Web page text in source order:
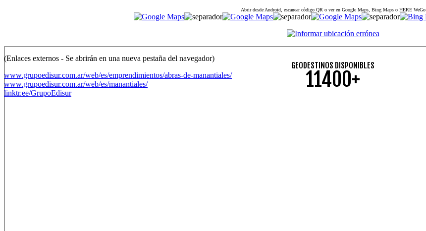
Abrir desde Android, escanear código QR o ver en Google Maps, Bing Maps o HERE WeGo
(Enlaces externos - Se abrirán en una nueva pestaña del navegador)
www.grupoedisur.com.ar/web/es/emprendimientos/abras-de-manantiales/
www.grupoedisur.com.ar/web/es/manantiales/
linktr.ee/GrupoEdisur
GEODESTINOS DISPONIBLES
11400+